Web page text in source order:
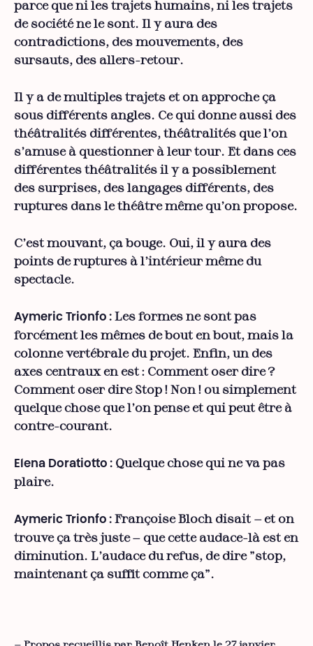
parce que ni les trajets humains, ni les trajets
de société ne le sont. Il y aura des
contradictions, des mouvements, des
sursauts, des allers-retour.
Il y a de multiples trajets et on approche ça
sous différents angles. Ce qui donne aussi des
théâtralités différentes, théâtralités que l’on
s’amuse à questionner à leur tour. Et dans ces
différentes théâtralités il y a possiblement
des surprises, des langages différents, des
ruptures dans le théâtre même qu’on propose.
C’est mouvant, ça bouge. Oui, il y aura des
points de ruptures à l’intérieur même du
spectacle.
Aymeric Trionfo : Les formes ne sont pas
forcément les mêmes de bout en bout, mais la
colonne vertébrale du projet. Enfin, un des
axes centraux en est : Comment oser dire ?
Comment oser dire Stop ! Non ! ou simplement
quelque chose que l’on pense et qui peut être à
contre-courant.
Elena Doratiotto : Quelque chose qui ne va pas
plaire.
Aymeric Trionfo : Françoise Bloch disait — et on
trouve ça très juste — que cette audace-là est en
diminution. L’audace du refus, de dire "stop,
maintenant ça suffit comme ça".